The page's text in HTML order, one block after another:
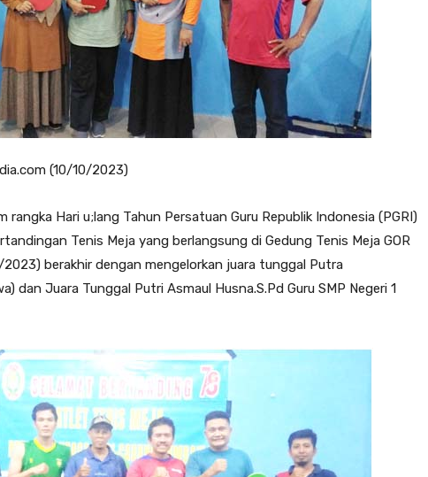
(10/10/2023)
rangka Hari u;lang Tahun Persatuan Guru Republik Indonesia (PGRI)
Tenis Meja yang berlangsung di Gedung Tenis Meja GOR
2023) berakhir dengan mengelorkan juara tunggal Putra
dan Juara Tunggal Putri Asmaul Husna.S.Pd Guru SMP Negeri 1